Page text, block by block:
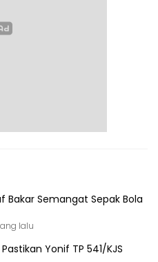
Bakar Semangat Sepak Bola
lalu
Yonif TP 541/KJS